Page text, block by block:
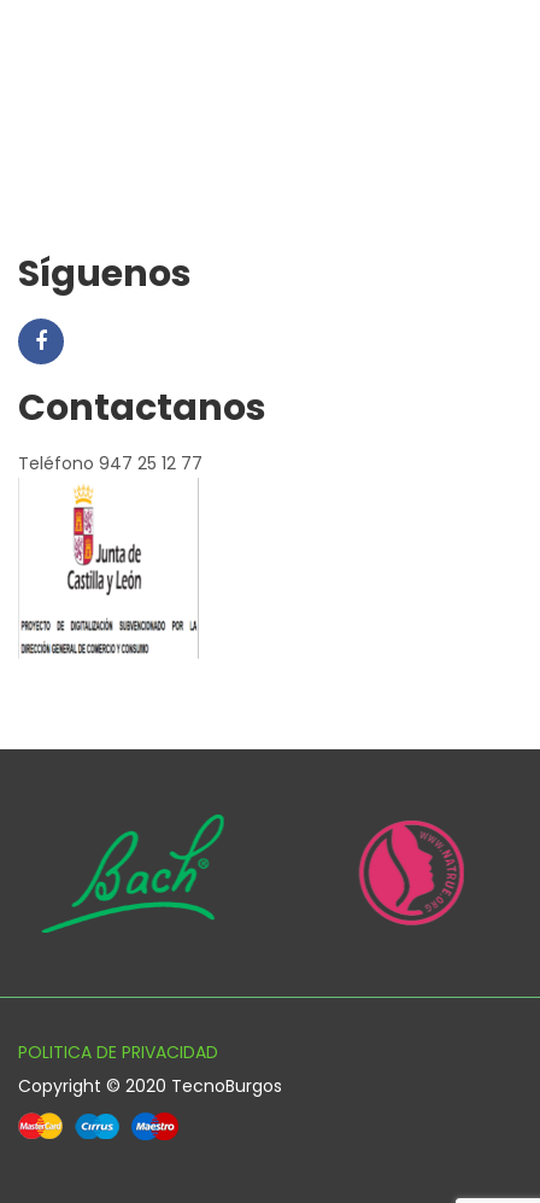
Síguenos
Contactanos
Teléfono 947 25 12 77
POLITICA DE PRIVACIDAD
Copyright © 2020 TecnoBurgos